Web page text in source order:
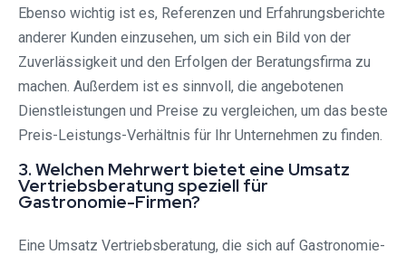
Ebenso wichtig ist es, Referenzen und Erfahrungsberichte
anderer Kunden einzusehen, um sich ein Bild von der
Zuverlässigkeit und den Erfolgen der Beratungsfirma zu
machen. Außerdem ist es sinnvoll, die angebotenen
Dienstleistungen und Preise zu vergleichen, um das beste
Preis-Leistungs-Verhältnis für Ihr Unternehmen zu finden.
3. Welchen Mehrwert bietet eine Umsatz
Vertriebsberatung speziell für
Gastronomie-Firmen?
Eine Umsatz Vertriebsberatung, die sich auf Gastronomie-